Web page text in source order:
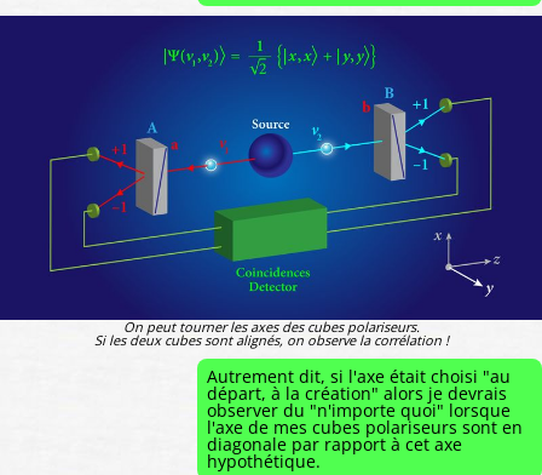
On peut tourner les axes des cubes polariseurs.
Si les deux cubes sont alignés, on observe la corrélation !
Autrement dit, si l'axe était choisi "au
départ, à la création" alors je devrais
observer du "n'importe quoi" lorsque
l'axe de mes cubes polariseurs sont en
diagonale par rapport à cet axe
hypothétique.